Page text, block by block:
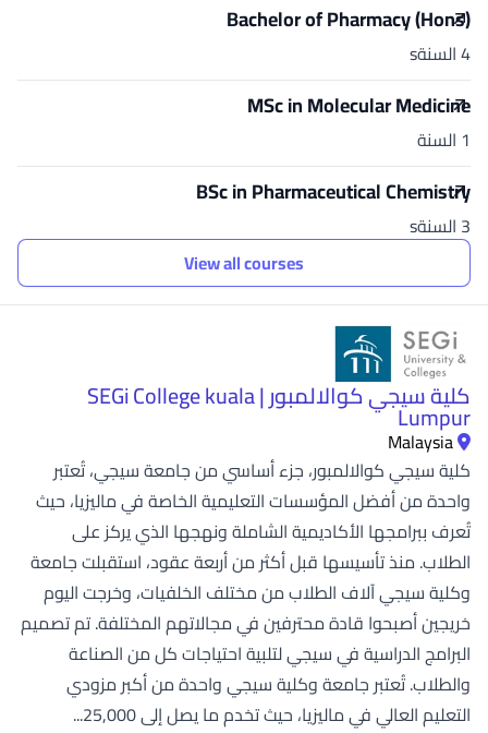
Bachelor of Pharmacy (Hons)
4 السنةs
MSc in Molecular Medicine
1 السنة
BSc in Pharmaceutical Chemistry
3 السنةs
View all courses
كلية سيجي كوالالمبور | SEGi College kuala
Lumpur
Malaysia
كلية سيجي كوالالمبور، جزء أساسي من جامعة سيجي، تُعتبر
واحدة من أفضل المؤسسات التعليمية الخاصة في ماليزيا، حيث
تُعرف ببرامجها الأكاديمية الشاملة ونهجها الذي يركز على
الطلاب. منذ تأسيسها قبل أكثر من أربعة عقود، استقبلت جامعة
وكلية سيجي آلاف الطلاب من مختلف الخلفيات، وخرجت اليوم
خريجين أصبحوا قادة محترفين في مجالاتهم المختلفة. تم تصميم
البرامج الدراسية في سيجي لتلبية احتياجات كل من الصناعة
والطلاب. تُعتبر جامعة وكلية سيجي واحدة من أكبر مزودي
التعليم العالي في ماليزيا، حيث تخدم ما يصل إلى 25,000...